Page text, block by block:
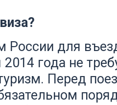
России для
2014 года не
Перед